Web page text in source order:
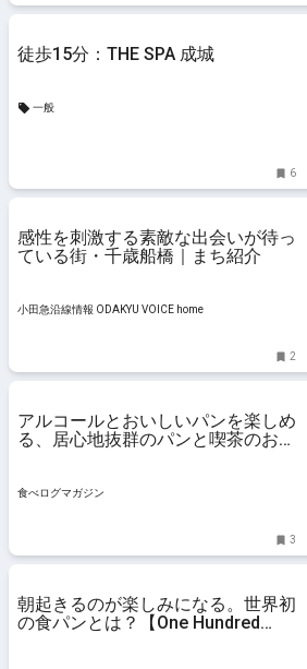
徒歩15分：THE SPA 成城
一般
6
感性を刺激する素敵な出会いが待っ
ている街・千歳船橋｜まち紹介
小田急沿線情報 ODAKYU VOICE home
2
アルコールとおいしいパンを楽しめ
る、居心地抜群のパンと喫茶のお店
食べログマガジン
3
朝起きるのが楽しみになる。世界初
の食パンとは？【One Hundred